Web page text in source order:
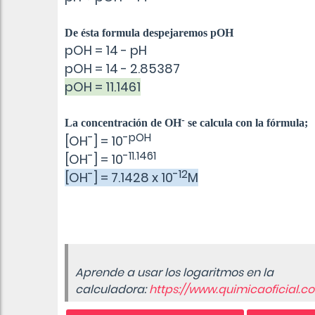
De ésta formula despejaremos pOH
pOH = 14 - pH
pOH = 14 - 2.85387
pOH = 11.1461
La concentración de OH- se calcula con la fórmula;
[OH- ] = 10-pOH
[OH- ] = 10-11.1461
[OH- ] = 7.1428 x 10-12M
Aprende a usar los logaritmos en la
calculadora:https://